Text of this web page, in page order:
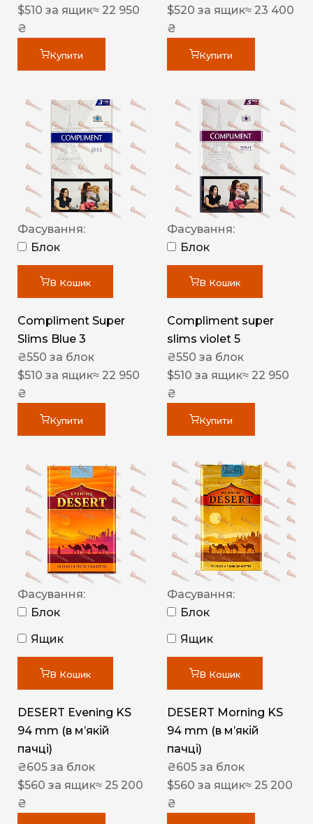
$510 за ящик≈ 22 950
₴
Купити
$520 за ящик≈ 23 400
₴
Купити
Фасування:
Блок
В Кошик
Compliment Super
Slims Blue 3
₴550 за блок
$510 за ящик≈ 22 950
₴
Купити
Фасування:
Блок
В Кошик
Compliment super
slims violet 5
₴550 за блок
$510 за ящик≈ 22 950
₴
Купити
Фасування:
Блок
Ящик
В Кошик
DESERT Evening KS
94 mm (в мʼякій
пачці)
₴605 за блок
$560 за ящик≈ 25 200
₴
Фасування:
Блок
Ящик
В Кошик
DESERT Morning KS
94 mm (в мʼякій
пачці)
₴605 за блок
$560 за ящик≈ 25 200
₴